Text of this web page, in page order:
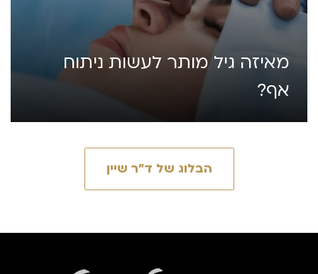
מאיזה גיל מותר לעשות ניתוח
אף?
הבלוג של ד״ר שיין